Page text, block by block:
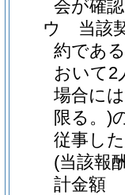
会が確
ウ
当該
約であ
おいて2
場合に
限る。)
従事し
(当該報
計金額